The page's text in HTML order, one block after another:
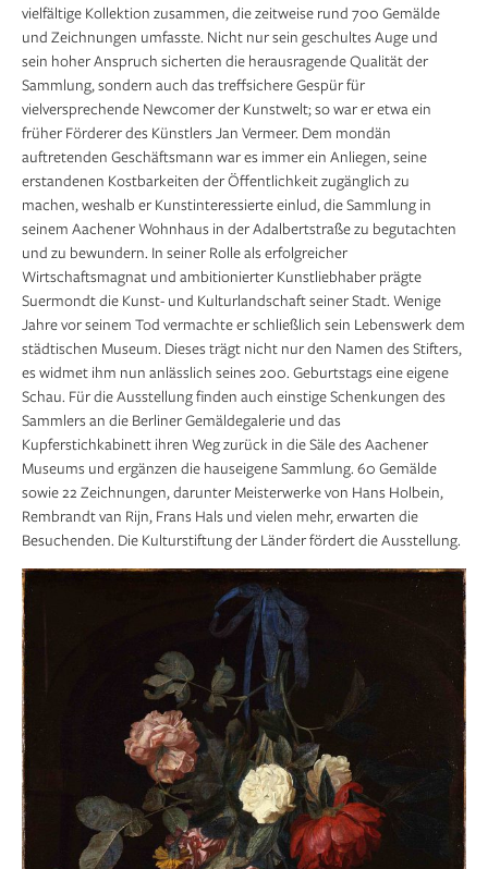
vielfältige Kollektion zusammen, die zeitweise rund 700 Gemälde
und Zeichnungen umfasste. Nicht nur sein geschultes Auge und
sein hoher Anspruch sicherten die herausragende Qualität der
Sammlung, sondern auch das treffsichere Gespür für
vielversprechende Newcomer der Kunstwelt; so war er etwa ein
früher Förderer des Künstlers Jan Vermeer. Dem mondän
auftretenden Geschäftsmann war es immer ein Anliegen, seine
erstandenen Kostbarkeiten der Öffentlichkeit zugänglich zu
machen, weshalb er Kunstinteressierte einlud, die Sammlung in
seinem Aachener Wohnhaus in der Adalbertstraße zu begutachten
und zu bewundern. In seiner Rolle als erfolgreicher
Wirtschaftsmagnat und ambitionierter Kunstliebhaber prägte
Suermondt die Kunst- und Kulturlandschaft seiner Stadt. Wenige
Jahre vor seinem Tod vermachte er schließlich sein Lebenswerk dem
städtischen Museum. Dieses trägt nicht nur den Namen des Stifters,
es widmet ihm nun anlässlich seines 200. Geburtstags eine eigene
Schau. Für die Ausstellung finden auch einstige Schenkungen des
Sammlers an die Berliner Gemäldegalerie und das
Kupferstichkabinett ihren Weg zurück in die Säle des Aachener
Museums und ergänzen die hauseigene Sammlung. 60 Gemälde
sowie 22 Zeichnungen, darunter Meisterwerke von Hans Holbein,
Rembrandt van Rijn, Frans Hals und vielen mehr, erwarten die
Besuchenden. Die Kulturstiftung der Länder fördert die Ausstellung.